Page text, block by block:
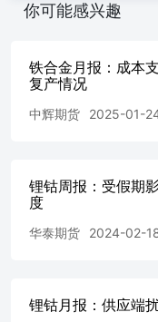
价为7.78万元/
节情况梳理 联
号：
假，代工订单
涨，成本支撑仍
日，国内工业级
涨，现货流动性
你可能感兴趣
铁合金月报：成本
复产情况
中辉期货 2025-01-
锂钴周报：受假期
度
华泰期货 2024-02-
锂钴月报：供应端